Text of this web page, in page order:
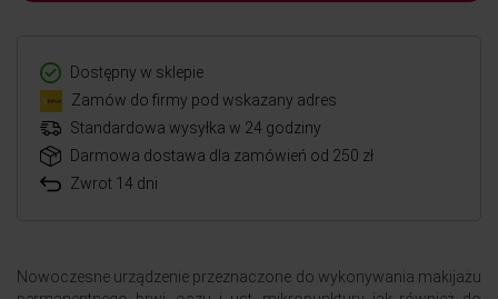
Dostępny w sklepie
Zamów do firmy pod wskazany adres
Standardowa wysyłka w 24 godziny
Darmowa dostawa dla zamówień od 250 zł
Zwrot 14 dni
Nowoczesne urządzenie przeznaczone do wykonywania makijażu